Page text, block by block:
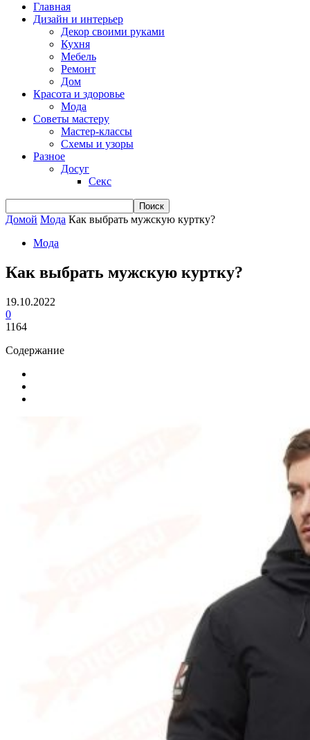
Главная
Дизайн и интерьер
Декор своими руками
Кухня
Мебель
Ремонт
Дом
Красота и здоровье
Мода
Советы мастеру
Мастер-классы
Схемы и узоры
Разное
Досуг
Секс
Домой Мода Как выбрать мужскую куртку?
Мода
Как выбрать мужскую куртку?
19.10.2022
0
1164
Содержание